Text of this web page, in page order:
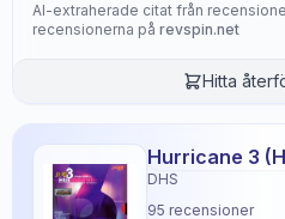
AI-extraherade citat från
recensionerna på revspin.net
Hitta
Hurricane 3
DHS
95 recensioner